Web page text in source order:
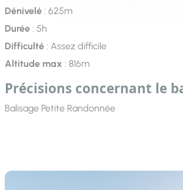
Dénivelé: 625m
Durée: 5h
Difficulté: Assez difficile
Altitude max : 816m
Précisions concernant le
Balisage Petite Randonnée